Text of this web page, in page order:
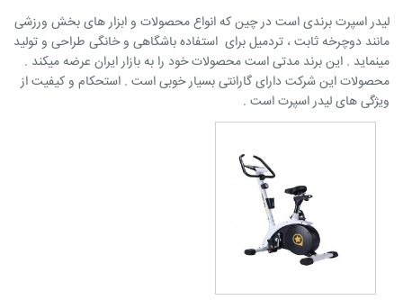
لیدر اسپرت برندی است در چین که انواع محصولات و ابزار های بخش ورزشی
مانند دوچرخه ثابت ، تردمیل برای استفاده باشگاهی و خانگی طراحی و تولید
مینماید . این برند مدتی است محصولات خود را به بازار ایران عرضه میکند .
محصولات این شرکت دارای گارانتی بسیار خوبی است . استحکام و کیفیت از
ویژگی های لیدر اسپرت است .